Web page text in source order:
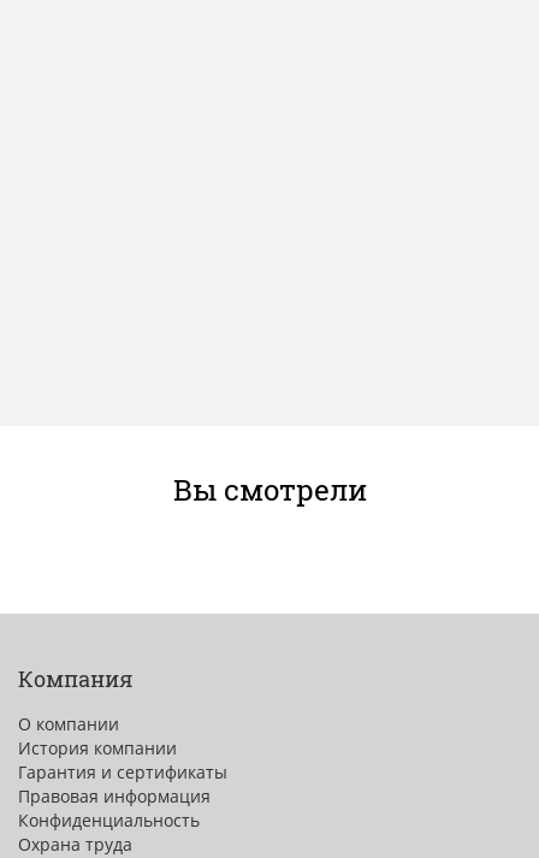
Вы смотрели
Компания
О компании
История компании
Гарантия и сертификаты
Правовая информация
Конфиденциальность
Охрана труда